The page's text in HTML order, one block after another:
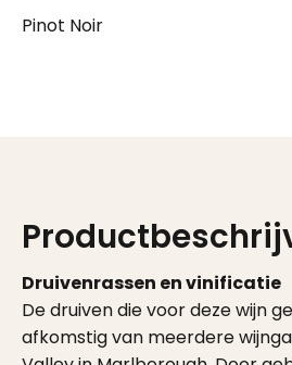
Pinot Noir
Druivenrassen en vinificatie
De druiven die voor deze wijn
afkomstig van meerdere